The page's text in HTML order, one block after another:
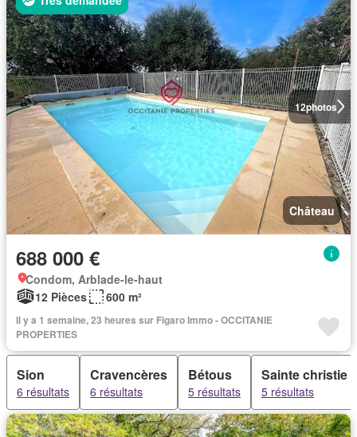
12photos
Château
688 000 €
Condom, Arblade-le-haut
12 Pièces
600 m²
Il y a 1 semaine, 23 heures sur Figaro Immo - OCCITANIE
PROPERTIES
Sion
6 résultats
Cravencères
6 résultats
Bétous
5 résultats
Sainte christie
5 résultats